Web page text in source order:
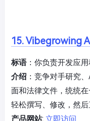
15. Vibegrowing
标语：你负责开发应
介绍 ：竞争对手研究
面和法律文件，统统在
轻松撰写、修改，然
产品网站: 立即访问